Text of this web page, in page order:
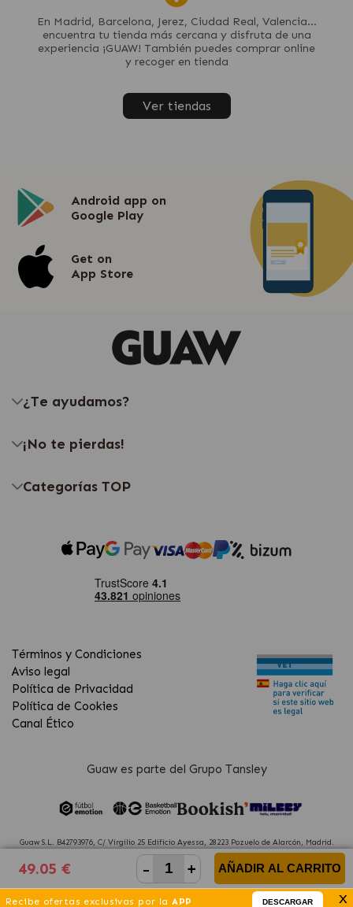
49.05 € - + AÑADIR AL CARRITO
En Madrid, Barcelona, Jerez, Ciudad Real, Valencia...
encuentra tu tienda más cercana y disfruta de una
experiencia ¡GUAW! También puedes comprar online
y recoger en tienda
Ver tiendas
Recibe ofertas exclusivas por laAPP DESCARGAR x
Android app on
Google Play
Get on
App Store
¿Te ayudamos?
¡No te pierdas!
Categorías TOP
Términos y Condiciones
Aviso legal
Política de Privacidad
Política de Cookies
Canal Ético
Guaw es parte del Grupo Tansley
Guaw S.L. B42793976, C/ Virgilio 25 Edificio Ayessa, 28223 Pozuelo de Alarcón, Madrid.
(Spain)